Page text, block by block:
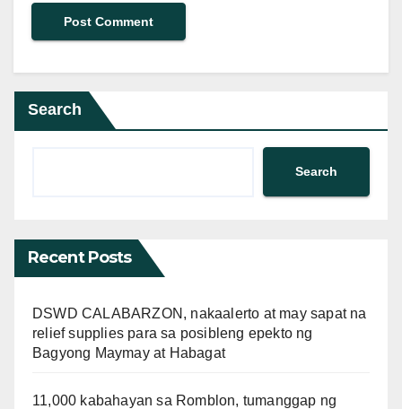
Search
Search
Recent Posts
DSWD CALABARZON, nakaalerto at may sapat na
relief supplies para sa posibleng epekto ng
Bagyong Maymay at Habagat
11,000 kabahayan sa Romblon, tumanggap ng